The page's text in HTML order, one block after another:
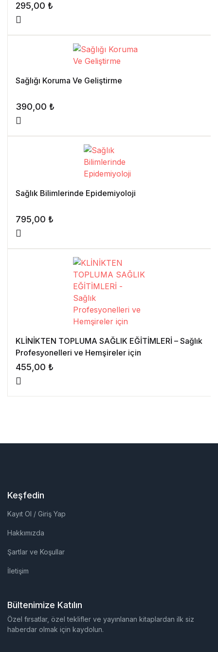
295,00 ₺
Sağlığı Koruma Ve Geliştirme
390,00 ₺
Sağlık Bilimlerinde Epidemiyoloji
795,00 ₺
KLİNİKTEN TOPLUMA SAĞLIK EĞİTİMLERİ – Sağlık
Profesyonelleri ve Hemşireler için
455,00 ₺
Keşfedin
Kayıt Ol / Giriş Yap
Hakkımızda
Şartlar ve Koşullar
İletişim
Bültenimize Katılın
Özel fırsatlar, özel teklifler ve yayınlanan kitaplardan ilk siz
haberdar olmak için kaydolun.